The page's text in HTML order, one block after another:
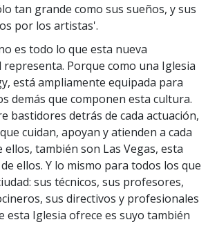
tan grande como sus sueños, y sus
por los artistas'.
es todo lo que esta nueva
Porque como una Iglesia
está ampliamente equipada para
demás que componen esta cultura.
bastidores detrás de cada actuación,
cuidan, apoyan y atienden a cada
también son Las Vegas, esta
ellos. Y lo mismo para todos los que
sus técnicos, sus profesores,
sus directivos y profesionales
esta Iglesia ofrece es suyo también